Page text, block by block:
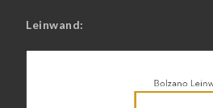
Leinwand: